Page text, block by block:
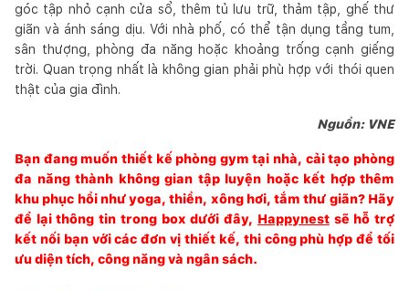
góc tập nhỏ cạnh cửa sổ, thêm tủ lưu trữ, thảm tập, ghế thư
giãn và ánh sáng dịu. Với nhà phố, có thể tận dụng tầng tum,
sân thượng, phòng đa năng hoặc khoảng trống cạnh giếng
trời. Quan trọng nhất là không gian phải phù hợp với thói quen
thật của gia đình.
Nguồn: VNE
Bạn đang muốn thiết kế phòng gym tại nhà, cải tạo phòng
đa năng thành không gian tập luyện hoặc kết hợp thêm
khu phục hồi như yoga, thiền, xông hơi, tắm thư giãn? Hãy
để lại thông tin trong box dưới đây, Happynestsẽ hỗ trợ
kết nối bạn với các đơn vị thiết kế, thi công phù hợp để tối
ưu diện tích, công năng và ngân sách.